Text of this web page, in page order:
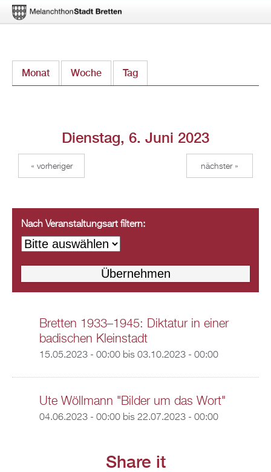
zum
Monat Woche Tag
Dienstag, 6. Juni 2023
« vorheriger nächster »
Nach Veranstaltungsart filtern:
Bretten 1933–1945: Diktatur in einer
badischen Kleinstadt
15.05.2023 - 00:00bis 03.10.2023 - 00:00
Ute Wöllmann "Bilder um das Wort"
04.06.2023 - 00:00bis 22.07.2023 - 00:00
Share it